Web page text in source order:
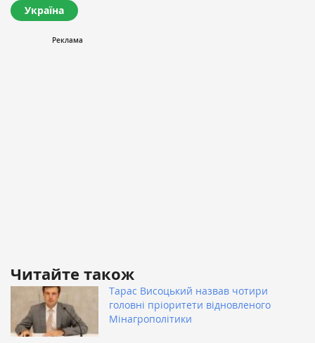
Україна
Читайте також
Тарас Висоцький назвав чотири
головні пріоритети відновленого
Мінагрополітики